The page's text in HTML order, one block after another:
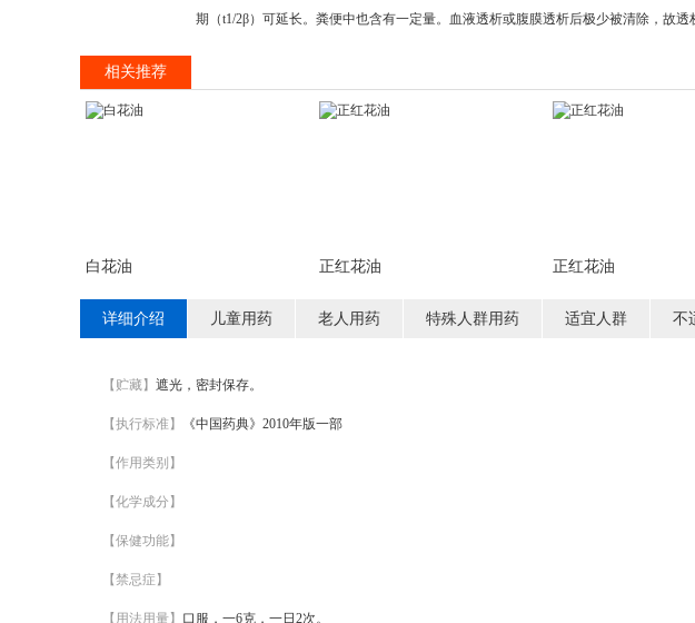
期（t1/2β）可延长。粪便中也含有一定量。血液透析或腹膜透析后极少被清除，故透
相关推荐
白花油 正红花油 正红花油
详细介绍 儿童用药 老人用药 特殊人群用药 适宜人群 不
【贮藏】 遮光，密封保存。
【执行标准】 《中国药典》2010年版一部
【作用类别】
【化学成分】
【保健功能】
【禁忌症】
【用法用量】 口服，一6克，一日2次。